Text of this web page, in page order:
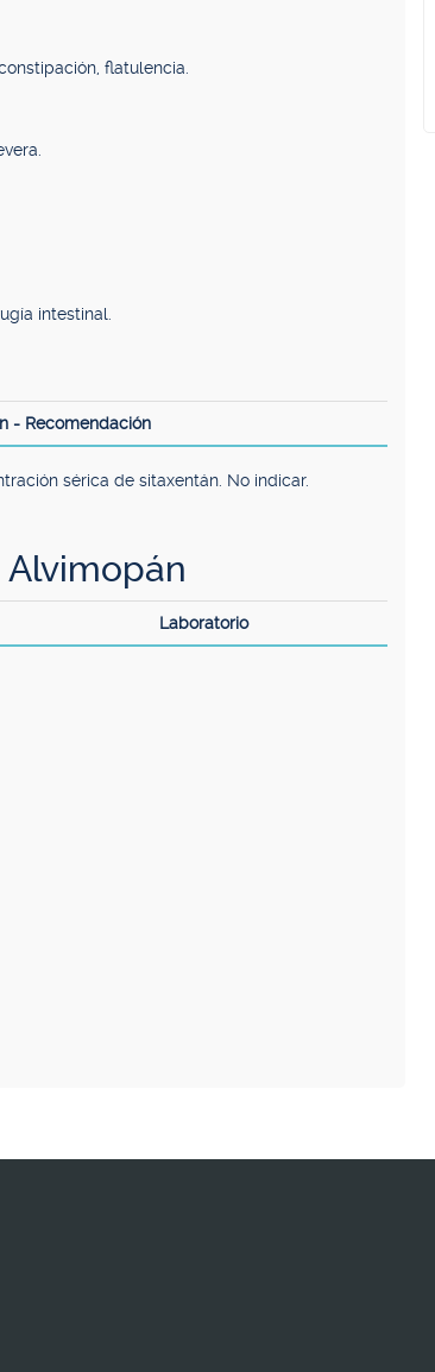
flatulencia.
intestinal.
- Recomendación
sérica de sitaxentán. No indicar.
Laboratorio